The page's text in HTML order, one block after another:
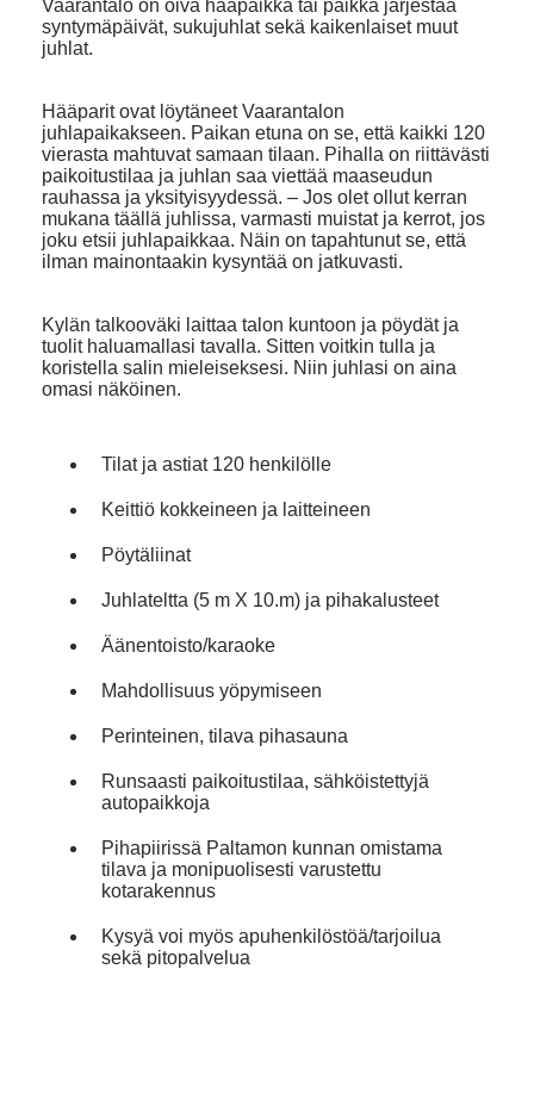
Vaarantalo on oiva hääpaikka tai paikka järjestää
syntymäpäivät, sukujuhlat sekä kaikenlaiset muut
juhlat.
Hääparit ovat löytäneet Vaarantalon
juhlapaikakseen. Paikan etuna on se, että kaikki 120
vierasta mahtuvat samaan tilaan. Pihalla on riittävästi
paikoitustilaa ja juhlan saa viettää maaseudun
rauhassa ja yksityisyydessä. – Jos olet ollut kerran
mukana täällä juhlissa, varmasti muistat ja kerrot, jos
joku etsii juhlapaikkaa. Näin on tapahtunut se, että
ilman mainontaakin kysyntää on jatkuvasti.
Kylän talkooväki laittaa talon kuntoon ja pöydät ja
tuolit haluamallasi tavalla. Sitten voitkin tulla ja
koristella salin mieleiseksesi. Niin juhlasi on aina
omasi näköinen.
Tilat ja astiat 120 henkilölle
Keittiö kokkeineen ja laitteineen
Pöytäliinat
Juhlateltta (5 m X 10.m) ja pihakalusteet
Äänentoisto/karaoke
Mahdollisuus yöpymiseen
Perinteinen, tilava pihasauna
Runsaasti paikoitustilaa, sähköistettyjä
autopaikkoja
Pihapiirissä Paltamon kunnan omistama
tilava ja monipuolisesti varustettu
kotarakennus
Kysyä voi myös apuhenkilöstöä/tarjoilua
sekä pitopalvelua